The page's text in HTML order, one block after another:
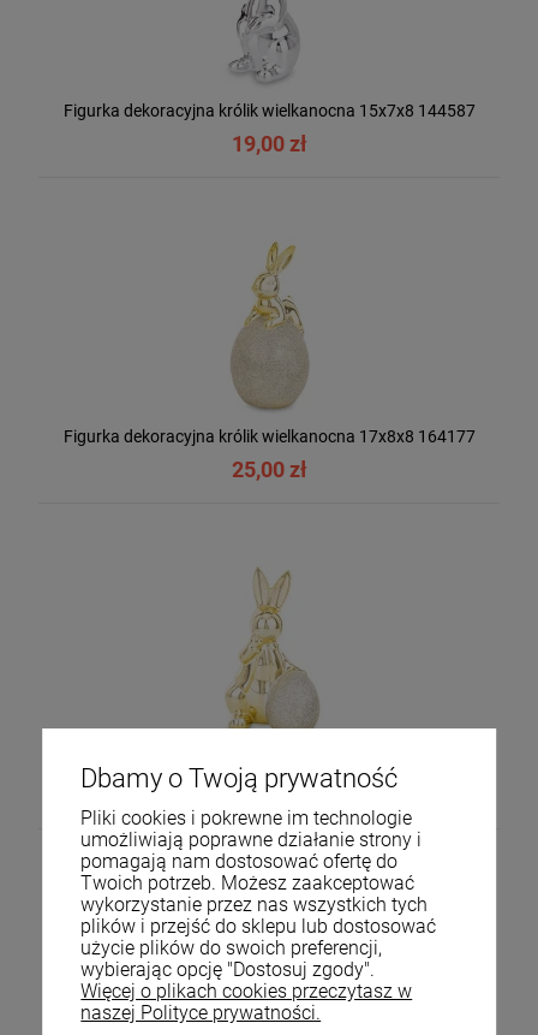
Figurka dekoracyjna królik wielkanocna 15x7x8 144587
19,00 zł
Figurka dekoracyjna królik wielkanocna 17x8x8 164177
25,00 zł
26,00 zł
Dbamy o Twoją prywatność
Pliki cookies i pokrewne im technologie
umożliwiają poprawne działanie strony i
pomagają nam dostosować ofertę do
Twoich potrzeb. Możesz zaakceptować
wykorzystanie przez nas wszystkich tych
plików i przejść do sklepu lub dostosować
użycie plików do swoich preferencji,
wybierając opcję "Dostosuj zgody".
Więcej o plikach cookies przeczytasz w
naszej Polityce prywatności.